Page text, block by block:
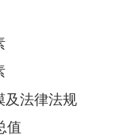
及法律法规
值